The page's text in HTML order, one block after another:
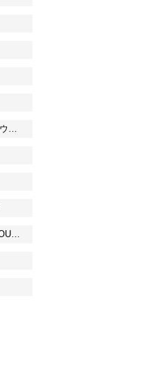
アイシャドウベース
三代目 J SOUL BROTHERS from EXILE TRIBE